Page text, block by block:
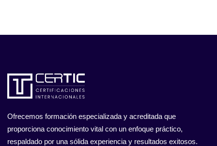
Ofrecemos formación especializada y acreditada que
proporciona conocimiento vital con un enfoque práctico,
respaldado por una sólida experiencia y resultados exitosos.